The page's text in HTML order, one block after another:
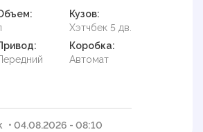
Кузов:
Хэтчбек 5 дв.
Коробка:
Автомат
• 04.08.2026 - 08:10